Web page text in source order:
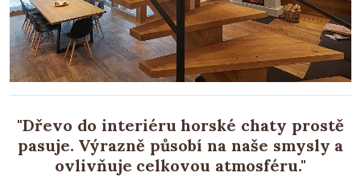
"Dřevo do interiéru horské chaty prostě
pasuje. Výrazně působí na naše smysly a
ovlivňuje celkovou atmosféru."